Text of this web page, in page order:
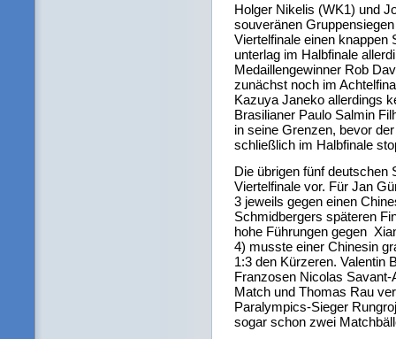
Holger Nikelis (WK1) und
souveränen
Viertelfinale einen knappen
unterlag im Halbfinale
Medaillengewinner Rob
zunächst noch im
Kazuya Janeko allerdings
Brasilianer Paulo Salmin
in seine Grenzen, bevor
schließlich im Halbfinale
Die übrigen fünf deutschen
Viertelfinale vor. Für Jan
3 jeweils gegen einen
Schmidbergers späteren
hohe Führungen gegen
4) musste einer Chinesin
1:3 den Kürzeren. Valentin
Franzosen Nicolas
Match und Thomas Rau
Paralympics-Sieger
sogar schon zwei